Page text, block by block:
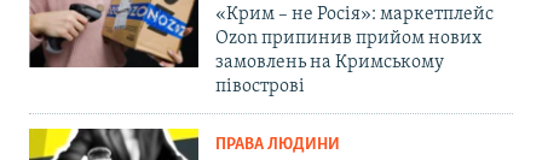
«Крим – не Росія»: маркетплейс
Ozon припинив прийом нових
замовлень на Кримському
півострові
ПРАВА ЛЮДИНИ